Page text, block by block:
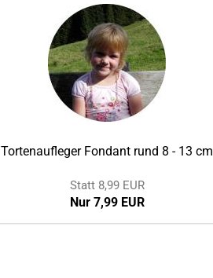
Tortenaufleger Fondant rund 8 - 13 cm
Statt 8,99 EUR
Nur 7,99 EUR